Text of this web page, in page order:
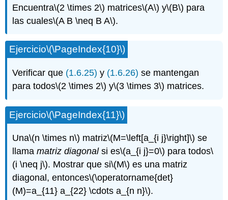
Encuentra\(2 \times 2\) matrices\(A\) y\(B\) para
las cuales\(A B \neq B A\).
Ejercicio\(\PageIndex{10}\)
Verificar que (1.6.25) y (1.6.26) se mantengan
para todos\(2 \times 2\) y\(3 \times 3\) matrices.
Ejercicio\(\PageIndex{11}\)
Una\(n \times n\) matriz\(M=\left[a_{i j}\right]\) se
llamamatriz diagonalsi es\(a_{i j}=0\) para todos\
(i \neq j\). Mostrar que si\(M\) es una matriz
diagonal, entonces\(\operatorname{det}
(M)=a_{11} a_{22} \cdots a_{n n}\).